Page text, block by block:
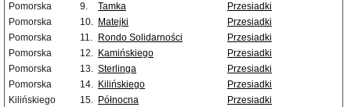
Pomorska
9. Tamka
Przesiadki
Pomorska
10. Matejki
Przesiadki
Pomorska
11. Rondo Solidarności
Przesiadki
Pomorska
12. Kamińskiego
Przesiadki
Pomorska
13. Sterlinga
Przesiadki
Pomorska
14. Kilińskiego
Przesiadki
Kilińskiego
15. Północna
Przesiadki